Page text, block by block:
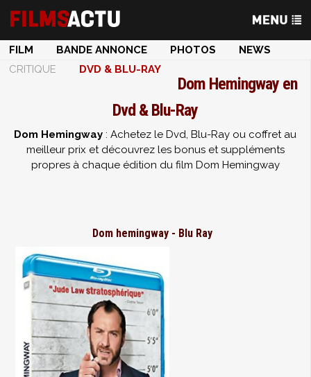
FILM BANDE ANNONCE PHOTOS
NEWS
CRITIQUE
DVD & BLU-RAY
Dom Hemingway en
Dvd & Blu-Ray
Dom Hemingway : Achetez le Dvd, Blu-Ray ou coffret au
meilleur prix et découvrez les bonus et suppléments
propres à chaque édition du film Dom Hemingway
Dom hemingway - Blu Ray